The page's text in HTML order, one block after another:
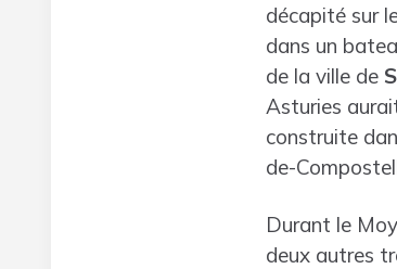
décapité sur
dans un
de la ville de
Asturies
construite
de-
Durant le
deux autres